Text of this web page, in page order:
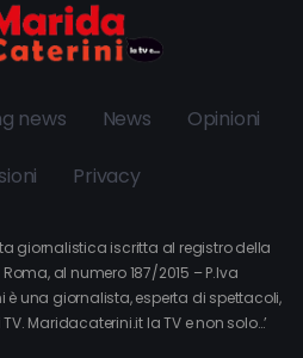
news News Opinioni
Privacy
giornalistica iscritta al registro della
al numero 187/2015 – P.Iva
è una giornalista, esperta di spettacoli,
Maridacaterini.it la TV e non solo…’